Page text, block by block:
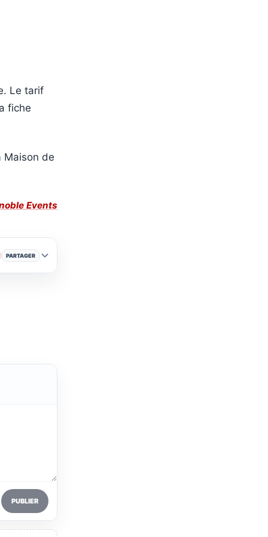
Le tarif
fiche
Maison de
Events
PARTAGER
PUBLIER